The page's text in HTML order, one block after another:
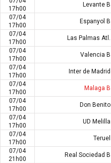
17h00
Levante B
07/04
17h00
Espanyol B
07/04
17h00
Las Palmas Atl.
07/04
17h00
Valencia B
07/04
17h00
Inter de Madrid
07/04
17h00
Malaga B
07/04
17h00
Don Benito
07/04
17h00
UD Melilla
07/04
17h00
Teruel
07/04
21h00
Real Sociedad B